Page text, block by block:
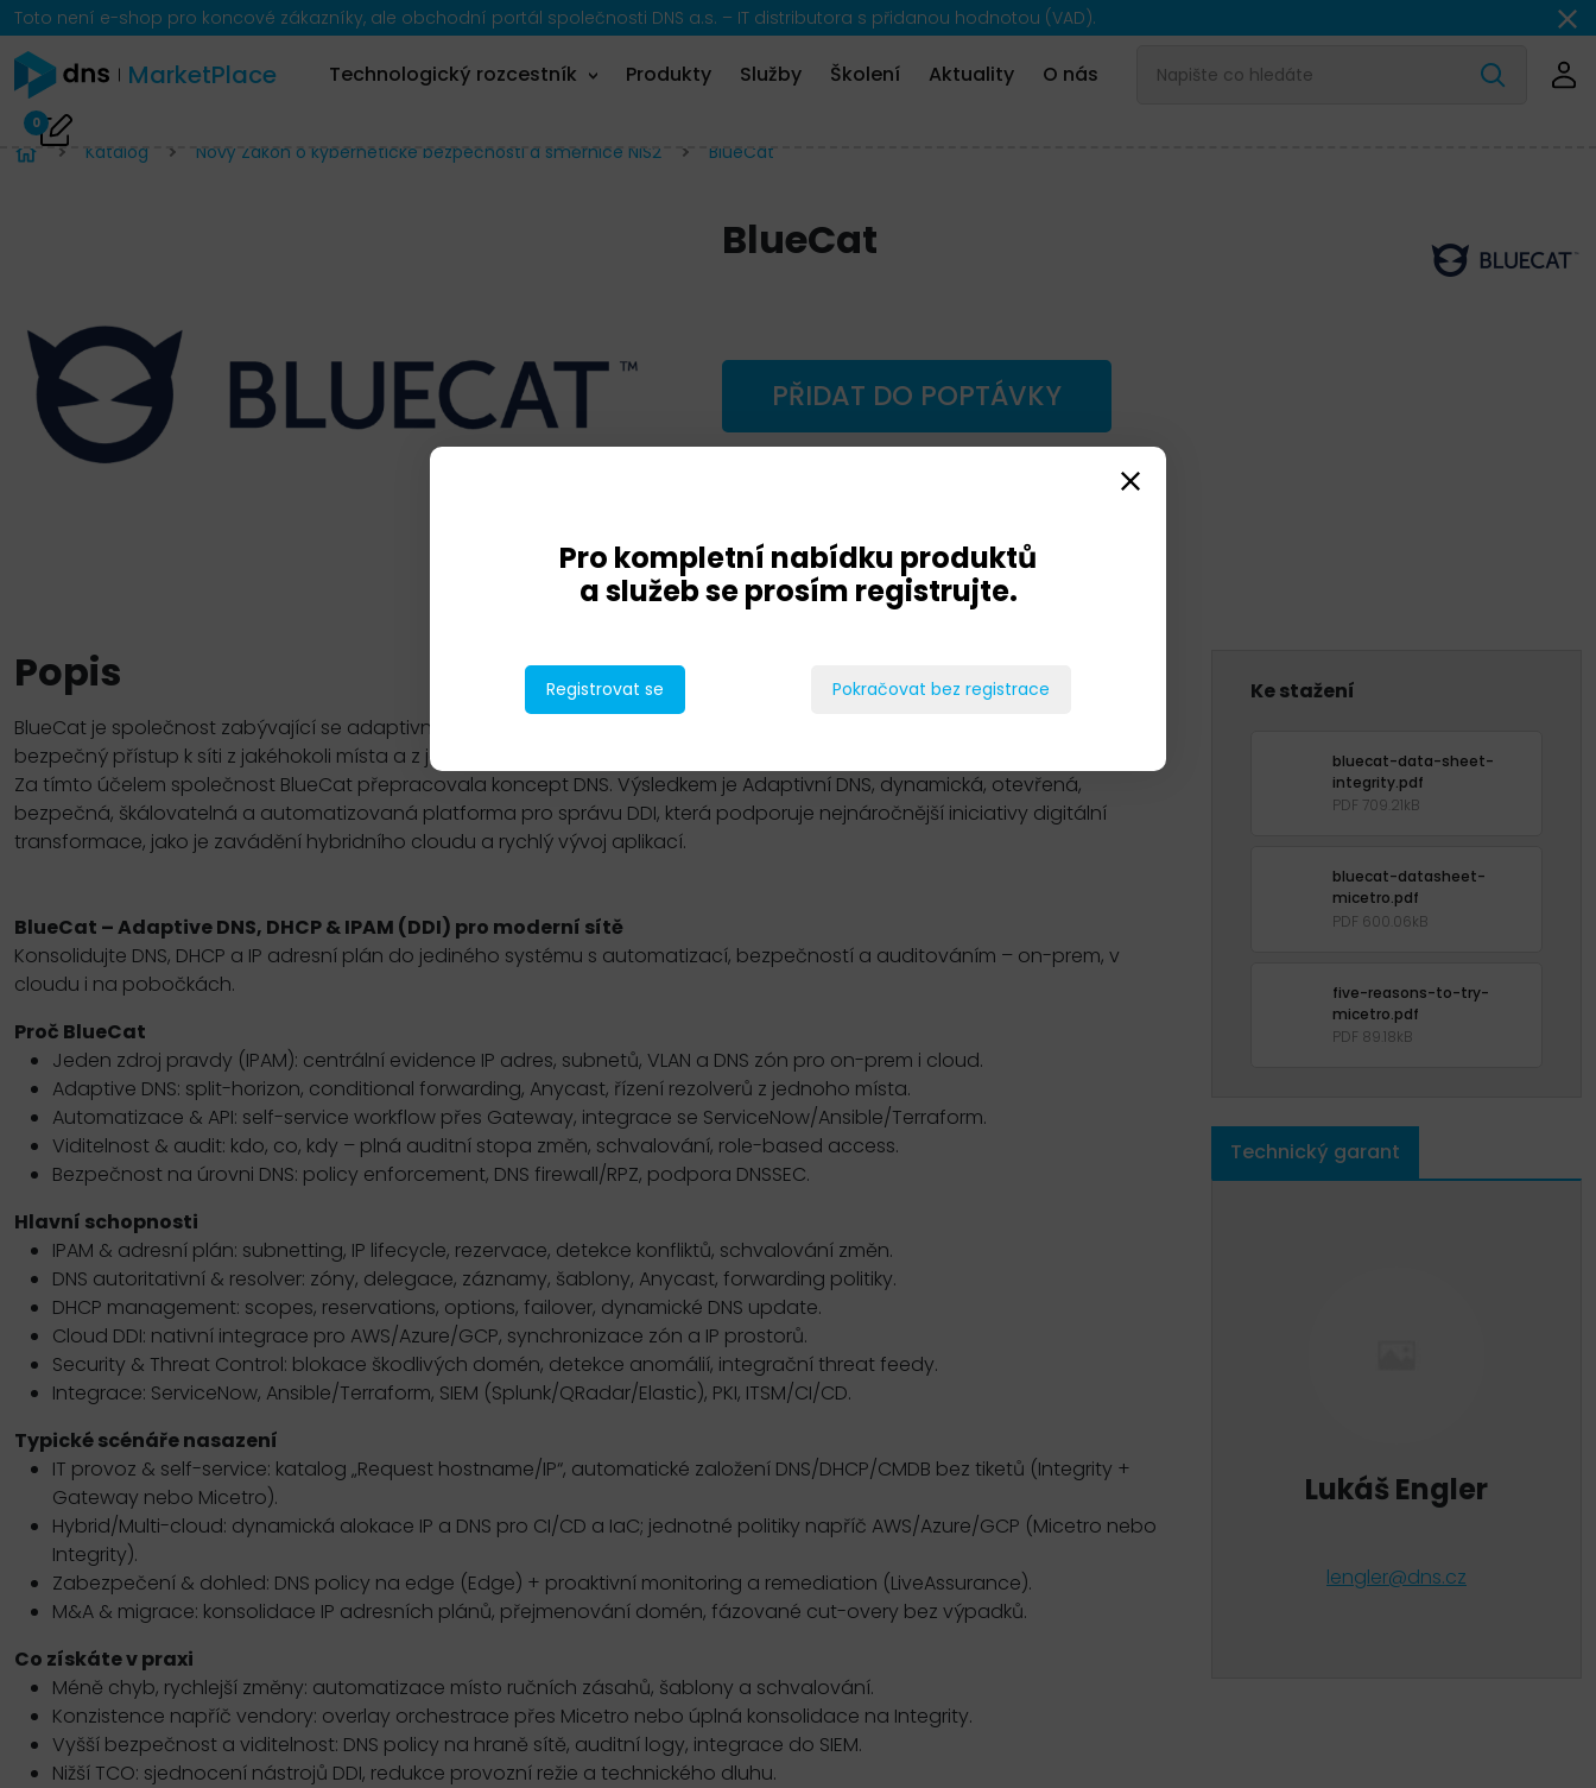
Toto není e-shop pro koncové zákazníky, ale obchodní portál společnosti DNS a.s. – IT distributora s přidanou hodnotou (VAD).
MarketPlace Technologický rozcestník Produkty Služby Školení Aktuality O nás
0
Katalog Nový Zákon o kybernetické bezpečnosti a směrnice NIS2 BlueCat
BlueCat
PŘIDAT DO POPTÁVKY
Popis
BlueCat je společnost zabývající se adaptivním DNS. Posláním společnosti je pomáhat organizacím poskytovat spolehlivý a
bezpečný přístup k síti z jakéhokoli místa a z jakéhokoli síťového prostředí.
Za tímto účelem společnost BlueCat přepracovala koncept DNS. Výsledkem je Adaptivní DNS, dynamická, otevřená,
bezpečná, škálovatelná a automatizovaná platforma pro správu DDI, která podporuje nejnáročnější iniciativy digitální
transformace, jako je zavádění hybridního cloudu a rychlý vývoj aplikací.
BlueCat – Adaptive DNS, DHCP & IPAM (DDI) pro moderní sítě
Konsolidujte DNS, DHCP a IP adresní plán do jediného systému s automatizací, bezpečností a auditováním – on-prem, v
cloudu i na pobočkách.
Proč BlueCat
Jeden zdroj pravdy (IPAM): centrální evidence IP adres, subnetů, VLAN a DNS zón pro on-prem i cloud.
Adaptive DNS: split-horizon, conditional forwarding, Anycast, řízení rezolverů z jednoho místa.
Automatizace & API: self-service workflow přes Gateway, integrace se ServiceNow/Ansible/Terraform.
Viditelnost & audit: kdo, co, kdy – plná auditní stopa změn, schvalování, role-based access.
Bezpečnost na úrovni DNS: policy enforcement, DNS firewall/RPZ, podpora DNSSEC.
Hlavní schopnosti
IPAM & adresní plán: subnetting, IP lifecycle, rezervace, detekce konfliktů, schvalování změn.
DNS autoritativní & resolver: zóny, delegace, záznamy, šablony, Anycast, forwarding politiky.
DHCP management: scopes, reservations, options, failover, dynamické DNS update.
Cloud DDI: nativní integrace pro AWS/Azure/GCP, synchronizace zón a IP prostorů.
Security & Threat Control: blokace škodlivých domén, detekce anomálií, integrační threat feedy.
Integrace: ServiceNow, Ansible/Terraform, SIEM (Splunk/QRadar/Elastic), PKI, ITSM/CI/CD.
Typické scénáře nasazení
IT provoz & self-service: katalog „Request hostname/IP“, automatické založení DNS/DHCP/CMDB bez tiketů (Integrity +
Gateway nebo Micetro).
Hybrid/Multi-cloud: dynamická alokace IP a DNS pro CI/CD a IaC; jednotné politiky napříč AWS/Azure/GCP (Micetro nebo
Integrity).
Zabezpečení & dohled: DNS policy na edge (Edge) + proaktivní monitoring a remediation (LiveAssurance).
M&A & migrace: konsolidace IP adresních plánů, přejmenování domén, fázované cut-overy bez výpadků.
Co získáte v praxi
Méně chyb, rychlejší změny: automatizace místo ručních zásahů, šablony a schvalování.
Konzistence napříč vendory: overlay orchestrace přes Micetro nebo úplná konsolidace na Integrity.
Vyšší bezpečnost a viditelnost: DNS policy na hraně sítě, auditní logy, integrace do SIEM.
Nižší TCO: sjednocení nástrojů DDI, redukce provozní režie a technického dluhu.
Ke stažení
bluecat-data-sheet-
integrity.pdf
PDF 709.21kB
bluecat-datasheet-
micetro.pdf
PDF 600.06kB
five-reasons-to-try-
micetro.pdf
PDF 89.18kB
Technický garant
Lukáš Engler
lengler@dns.cz
Pro kompletní nabídku produktů
a služeb se prosím registrujte.
Registrovat se Pokračovat bez registrace